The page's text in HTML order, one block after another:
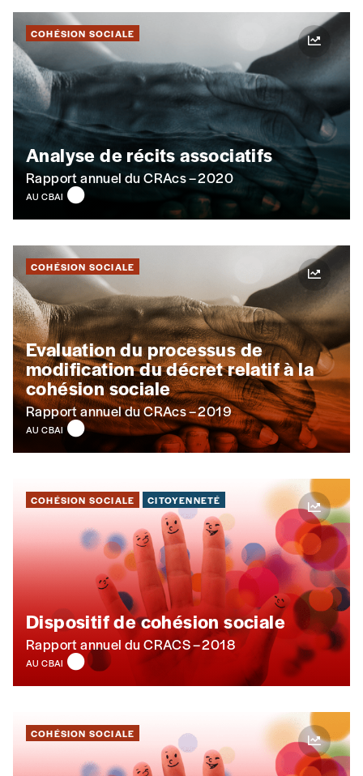
Ajouter un message (facultatif)
COHÉSION SOCIALE
Analyse de récits associatifs
Rapport annuel du CRAcs – 2020
AU CBAI
COHÉSION SOCIALE
Evaluation du processus de
modification du décret relatif à la
cohésion sociale
Rapport annuel du CRAcs – 2019
AU CBAI
COHÉSION SOCIALE CITOYENNETÉ
Dispositif de cohésion sociale
Rapport annuel du CRACS – 2018
AU CBAI
COHÉSION SOCIALE